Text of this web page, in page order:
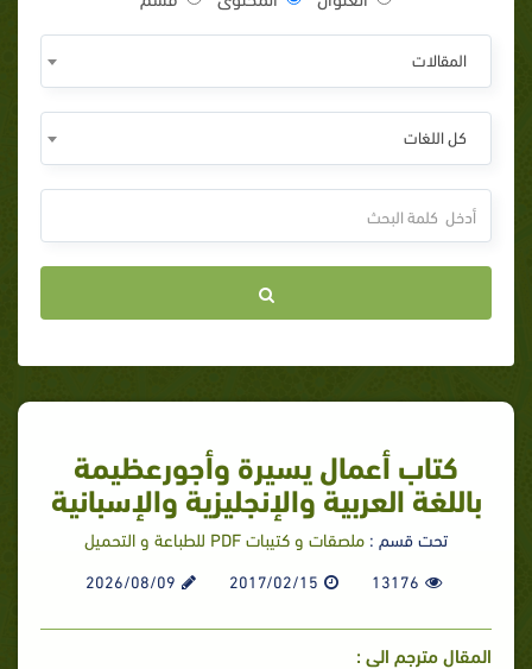
المقالات
كل اللغات
كتاب أعمال يسيرة وأجورعظيمة
باللغة العربية والإنجليزية والإسبانية
تحت قسم : ملصقات و كتيبات PDF للطباعة و التحميل
13176
2017/02/15
2026/08/09
المقال مترجم الى :